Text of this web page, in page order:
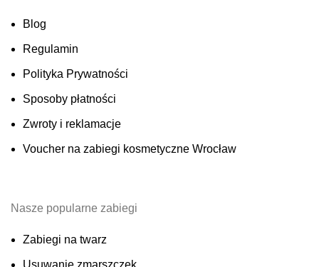
Blog
Regulamin
Polityka Prywatności
Sposoby płatności
Zwroty i reklamacje
Voucher na zabiegi kosmetyczne Wrocław
Nasze popularne zabiegi
Zabiegi na twarz